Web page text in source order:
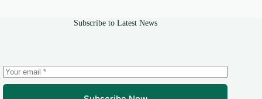
Subscribe to Latest News